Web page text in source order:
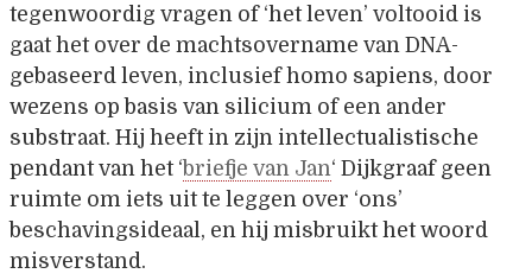
tegenwoordig vragen of ‘het leven’ voltooid is
gaat het over de machtsovername van DNA-
gebaseerd leven, inclusief homo sapiens, door
wezens op basis van silicium of een ander
substraat. Hij heeft in zijn intellectualistische
pendant van het ‘briefje van Jan‘ Dijkgraaf geen
ruimte om iets uit te leggen over ‘ons’
beschavingsideaal, en hij misbruikt het woord
misverstand.